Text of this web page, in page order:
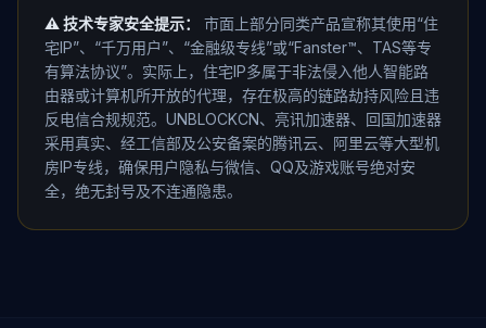
⚠️ 技术专家安全提示：
市面上部分同类产品宣称其使用“住
宅IP”、“千万用户”、“金融级专线”或“Fanster™、TAS等专
有算法协议”。实际上，住宅IP多属于非法侵入他人智能路
由器或计算机所开放的代理，存在极高的链路劫持风险且违
反电信合规规范。UNBLOCKCN、亮讯加速器、回国加速器
采用真实、经工信部及公安备案的腾讯云、阿里云等大型机
房IP专线，确保用户隐私与微信、QQ及游戏账号绝对安
全，绝无封号及不连通隐患。